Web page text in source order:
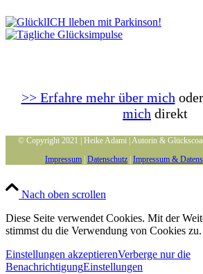
>> Erfahre mehr über mich oder
mich direkt
© Copyright 2021 | Heike Adami | Autorin &
Impressum Datenschutz Impressum &
Nach oben scrollen
Diese Seite verwendet Cookies. Mit der
stimmst du die Verwendung von Cookies zu.
Einstellungen akzeptierenVerberge nur die
BenachrichtigungEinstellungen